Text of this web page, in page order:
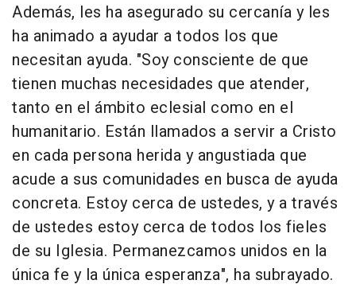
Además, les ha asegurado su cercanía y les
ha animado a ayudar a todos los que
necesitan ayuda. "Soy consciente de que
tienen muchas necesidades que atender,
tanto en el ámbito eclesial como en el
humanitario. Están llamados a servir a Cristo
en cada persona herida y angustiada que
acude a sus comunidades en busca de ayuda
concreta. Estoy cerca de ustedes, y a través
de ustedes estoy cerca de todos los fieles
de su Iglesia. Permanezcamos unidos en la
única fe y la única esperanza", ha subrayado.